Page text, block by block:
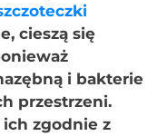
cieszą się
i bakterie
przestrzeni.
ich zgodnie z